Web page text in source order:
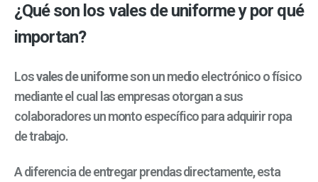
¿Qué son los vales de uniforme y por qué
importan?
Losvales de uniformeson un medio electrónico o físico
mediante el cual las empresas otorgan a sus
colaboradores un monto específico para adquirir ropa
de trabajo.
A diferencia de entregar prendas directamente, esta